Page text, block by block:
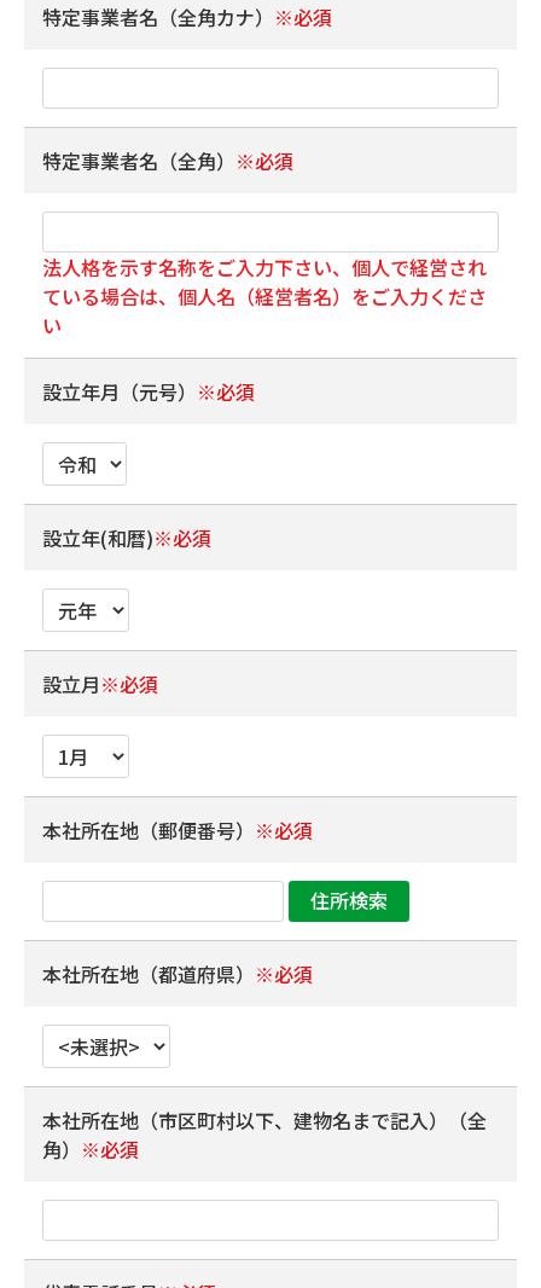
特定事業者名（全角カナ） ※必須
特定事業者名（全角） ※必須
法人格を示す名称をご入力下さい、個人で経営され
ている場合は、個人名（経営者名）をご入力くださ
い
設立年月（元号） ※必須
設立年(和暦)※必須
設立月※必須
本社所在地（郵便番号） ※必須
本社所在地（都道府県） ※必須
本社所在地（市区町村以下、建物名まで記入）（全
角） ※必須